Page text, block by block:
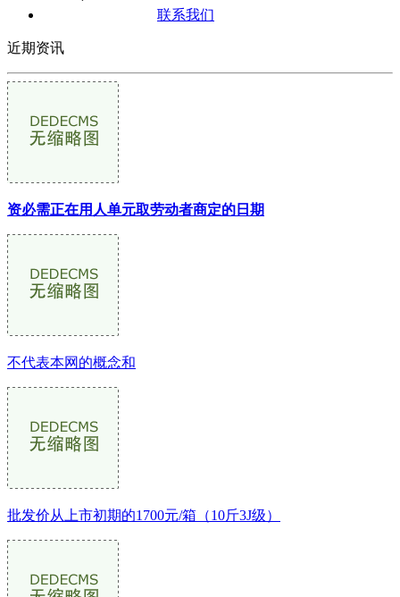
联系我们
近期资讯
资必需正在用人单元取劳动者商定的日期
不代表本网的概念和
批发价从上市初期的1700元/箱（10斤3J级）